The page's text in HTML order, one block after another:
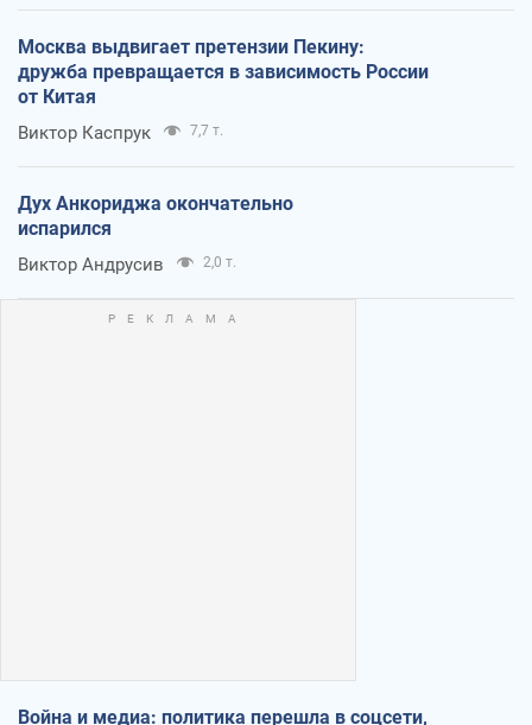
Москва выдвигает претензии Пекину:
дружба превращается в зависимость России
от Китая
Виктор Каспрук 7,7 т.
Дух Анкориджа окончательно
испарился
Виктор Андрусив 2,0 т.
Война и медиа: политика перешла в соцсети,